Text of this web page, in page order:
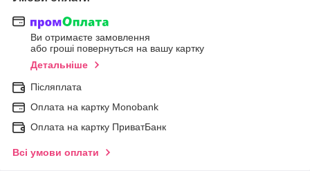
Ви отримаєте замовлення
або гроші повернуться на вашу картку
Детальніше
Післяплата
Оплата на картку Мonobank
Оплата на картку ПриватБанк
Всі умови оплати